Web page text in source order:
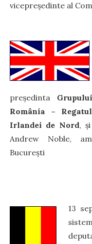
vicepreședinte al
președinta
România –
Irlandei de Nord,
Andrew Noble,
București
13